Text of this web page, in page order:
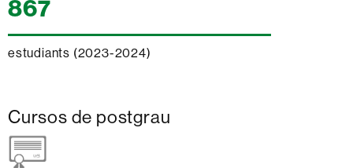
867
estudiants (2023-2024)
Cursos de postgrau